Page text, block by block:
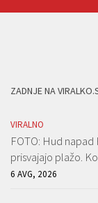
ZADNJE NA
VIRALNO
FOTO: Hud
prisvajajo plažo.
6 AVG, 2026